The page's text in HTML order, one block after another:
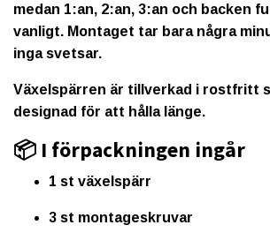
medan 1:an, 2:an, 3:an och backen
vanligt. Montaget tar bara några
inga svetsar.
Växelspärren är tillverkad i rostfritt
designad för att hålla länge.
📦 I förpackningen ingår
1 st växelspärr
3 st montageskruvar